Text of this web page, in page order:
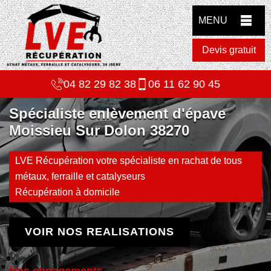
MENU
Devis gratuit
04 82 29 82 38 06 11 62 90 45
Spécialiste enlèvement d'épave
Moissieu Sur Dolon 38270
LVE Récupération votre spécialiste en rachat de tous
métaux, ferraille et catalyseurs
Récupération à domicile
VOIR NOS REALISATIONS